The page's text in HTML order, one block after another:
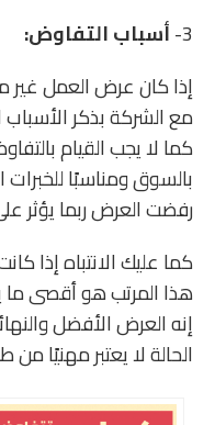
3- أسباب التفاوض:
إذا كان عرض العمل غير
مع الشركة بذكر
كما لا يجب القيام
بالسوق ومناسبًا
رفضت العرض ربما يؤثر
كما عليك الانتباه إذا
هذا المرتب هو أقصى ما
إنه العرض الأفضل
الحالة لا يعتبر مهنيًا من